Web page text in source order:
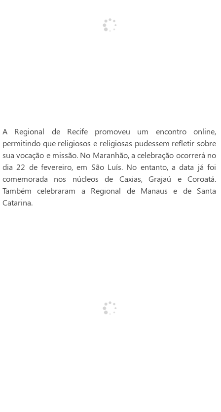
A Regional de Recife promoveu um encontro online,
permitindo que religiosos e religiosas pudessem refletir sobre
sua vocação e missão. No Maranhão, a celebração ocorrerá no
dia 22 de fevereiro, em São Luís. No entanto, a data já foi
comemorada nos núcleos de Caxias, Grajaú e Coroatá.
Também celebraram a Regional de Manaus e de Santa
Catarina.